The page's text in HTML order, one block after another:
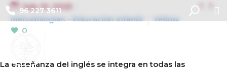
96 227 3611  
July 10, 2025
Metodologías – Educación Infantil
Yellow
0
La enseñanza del inglés se integra en todas las